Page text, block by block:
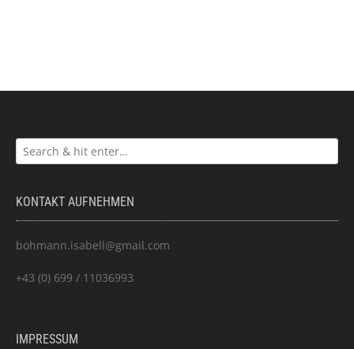
KONTAKT AUFNEHMEN
bohmann.isabell@gmail.com
+43 (0) 699 / 11036993
IMPRESSUM